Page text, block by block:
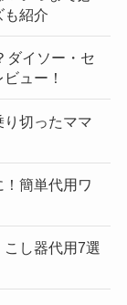
も紹介
ダイソー・セ
ュー！
切ったママ
簡単代用ワ
し器代用7選